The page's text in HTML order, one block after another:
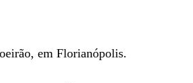
em Florianópolis.